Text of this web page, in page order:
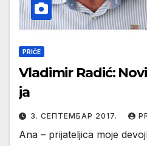
PRIČE
Vladimir Radić:
ja
3. СЕПТЕМБАР 2017.
Ana – prijateljica moje